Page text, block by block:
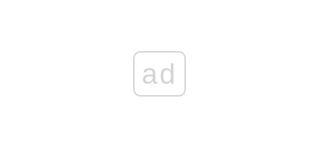
ad